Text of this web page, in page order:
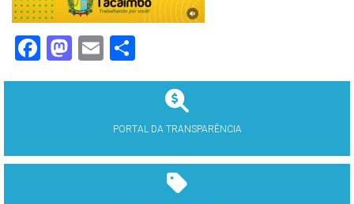
Facebook
Mastodon
Email
PORTAL DA TRANSPARÊNCIA